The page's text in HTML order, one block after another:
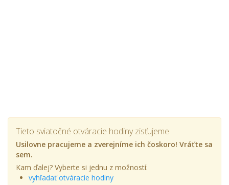
Tieto sviatočné otváracie hodiny zisťujeme.
Usilovne pracujeme a zverejníme ich čoskoro! Vráťte sa
sem.
Kam ďalej? Vyberte si jednu z možností:
vyhľadať otváracie hodiny